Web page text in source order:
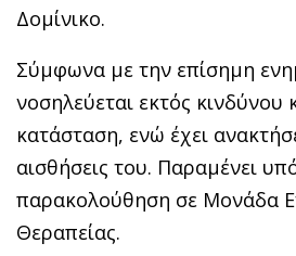
Δομίνικο.
Σύμφωνα με την επίσημη
νοσηλεύεται εκτός κινδύνου
κατάσταση, ενώ έχει
αισθήσεις του. Παραμένει
παρακολούθηση σε Μονάδα
Θεραπείας.